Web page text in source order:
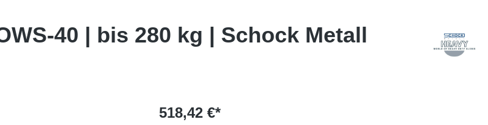
40 | bis 280 kg | Schock Metall
518,42 €*